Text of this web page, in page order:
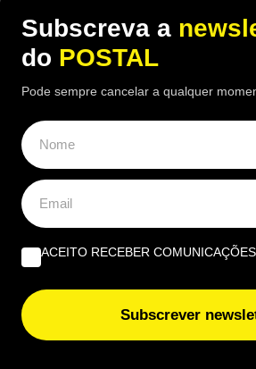
ECONOMIA, EUROPA
“Fui castigado e não
enfermeiro com 43 anos
reformou-se 6 meses
considera corte na
Ex-enfermeiro espanhol
pensão injusto, por lhe terem
antes da idade
Subscreva a
do POSTAL
Pode sempre cancelar a qualquer
ACEITO RECEBER
Subscrever